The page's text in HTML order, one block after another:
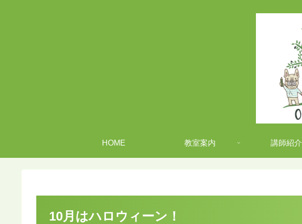
HOME 教室案内 講師紹介
10月はハロウィーン！